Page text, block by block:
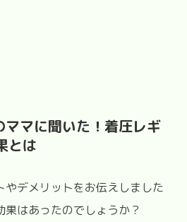
マに聞いた！着圧レギ
とは
やデメリットをお伝えしました
はあったのでしょうか？